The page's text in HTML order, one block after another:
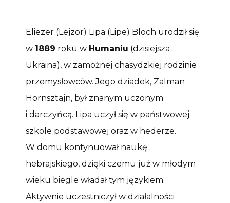
Eliezer (Lejzor) Lipa (Lipe) Bloch urodził się
w 1889 roku w Humaniu (dzisiejsza
Ukraina), w zamożnej chasydzkiej rodzinie
przemysłowców. Jego dziadek, Zalman
Hornsztajn, był znanym uczonym
i darczyńcą. Lipa uczył się w państwowej
szkole podstawowej oraz w hederze.
W domu kontynuował naukę
hebrajskiego, dzięki czemu już w młodym
wieku biegle władał tym językiem.
Aktywnie uczestniczył w działalności